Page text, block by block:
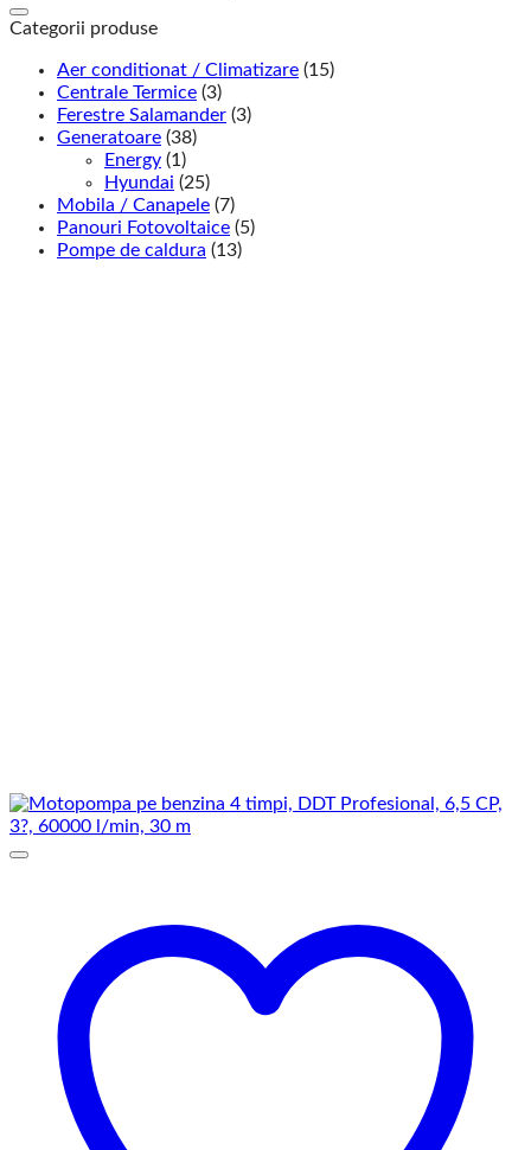
Categorii produse
Aer conditionat / Climatizare (15)
Centrale Termice (3)
Ferestre Salamander (3)
Generatoare (38)
Energy (1)
Hyundai (25)
Mobila / Canapele (7)
Panouri Fotovoltaice (5)
Pompe de caldura (13)